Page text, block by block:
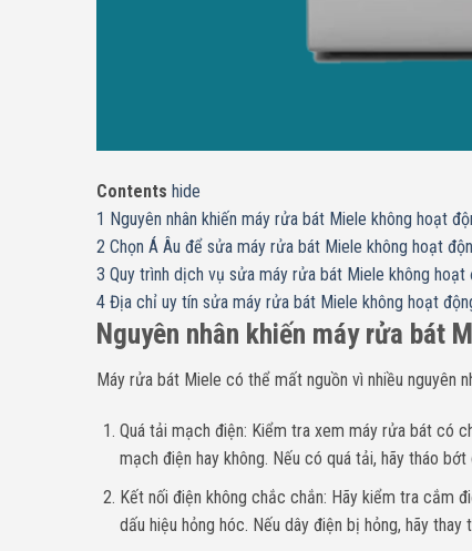
Contents hide
1 Nguyên nhân khiến máy rửa bát Miele không hoạt
2 Chọn Á Âu để sửa máy rửa bát Miele không hoạt
3 Quy trình dịch vụ sửa máy rửa bát Miele không hoạt
4 Địa chỉ uy tín sửa máy rửa bát Miele không hoạt
Nguyên nhân khiến máy rửa bát
Máy rửa bát Miele có thể mất nguồn vì nhiều nguyên
Quá tải mạch điện: Kiểm tra xem máy rửa bát có
mạch điện hay không. Nếu có quá tải, hãy tháo
Kết nối điện không chắc chắn: Hãy kiểm tra cắm
dấu hiệu hỏng hóc. Nếu dây điện bị hỏng, hãy thay